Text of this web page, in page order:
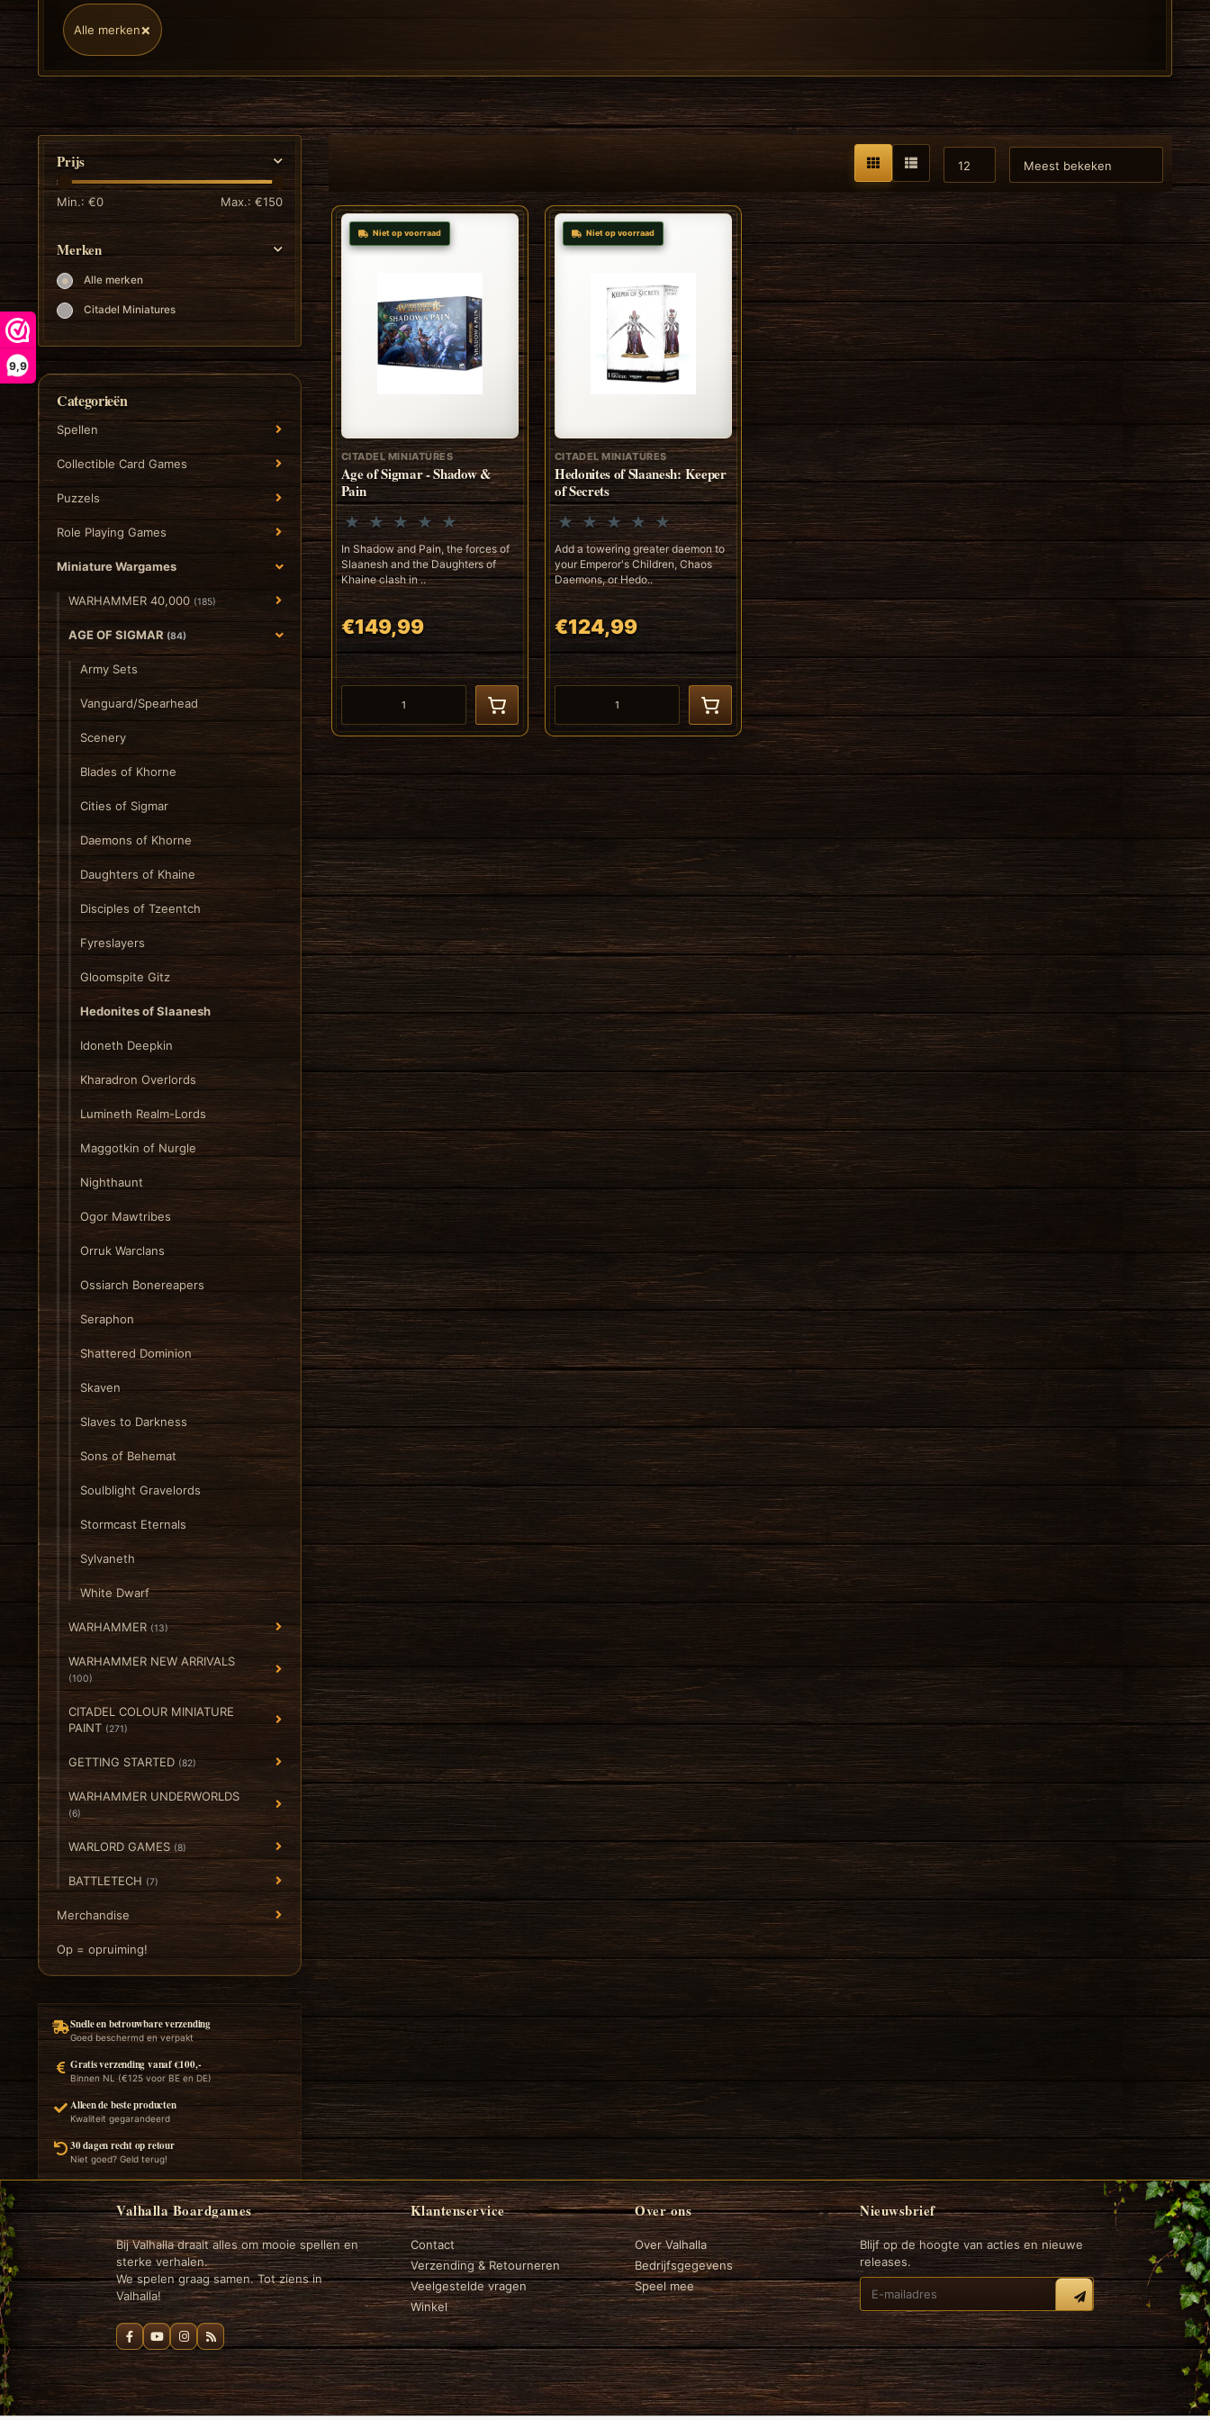
9,9
Alle merken×
Prijs
Min.: €0 Max.: €150
Merken
Alle merken
Citadel Miniatures
Categorieën
Spellen
Collectible Card Games
Puzzels
Role Playing Games
Miniature Wargames
WARHAMMER 40,000 (185)
AGE OF SIGMAR (84)
Army Sets
Vanguard/Spearhead
Scenery
Blades of Khorne
Cities of Sigmar
Daemons of Khorne
Daughters of Khaine
Disciples of Tzeentch
Fyreslayers
Gloomspite Gitz
Hedonites of Slaanesh
Idoneth Deepkin
Kharadron Overlords
Lumineth Realm-Lords
Maggotkin of Nurgle
Nighthaunt
Ogor Mawtribes
Orruk Warclans
Ossiarch Bonereapers
Seraphon
Shattered Dominion
Skaven
Slaves to Darkness
Sons of Behemat
Soulblight Gravelords
Stormcast Eternals
Sylvaneth
White Dwarf
WARHAMMER(13)
WARHAMMER NEW ARRIVALS
(100)
CITADEL COLOUR MINIATURE
PAINT (271)
GETTING STARTED (82)
WARHAMMER UNDERWORLDS
(6)
WARLORD GAMES(8)
BATTLETECH (7)
Merchandise
Op = opruiming!
Snelle en betrouwbare verzending
Goed beschermd en verpakt
Gratis verzending vanaf €100,-
Binnen NL (€125 voor BE en DE)
Alleen de beste producten
Kwaliteit gegarandeerd
30 dagen recht op retour
Niet goed? Geld terug!
Niet op voorraad
CITADEL MINIATURES
Age of Sigmar - Shadow &
Pain
In Shadow and Pain, the forces of
Slaanesh and the Daughters of
Khaine clash in ..
€149,99
Niet op voorraad
CITADEL MINIATURES
Hedonites of Slaanesh: Keeper
of Secrets
Add a towering greater daemon to
your Emperor's Children, Chaos
Daemons, or Hedo..
€124,99
Valhalla Boardgames
Bij Valhalla draait alles om mooie spellen en
sterke verhalen.
We spelen graag samen. Tot ziens in
Valhalla!
Klantenservice
Contact
Verzending & Retourneren
Veelgestelde vragen
Winkel
Over ons
Over Valhalla
Bedrijfsgegevens
Speel mee
Nieuwsbrief
Blijf op de hoogte van acties en nieuwe
releases.